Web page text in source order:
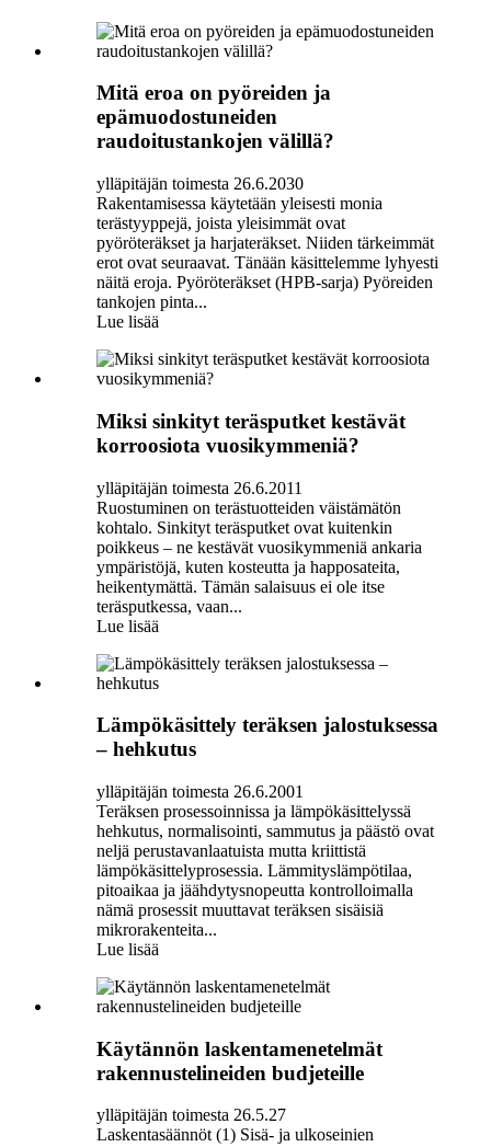
Mitä eroa on pyöreiden ja
epämuodostuneiden
raudoitustankojen välillä?
ylläpitäjän toimesta 26.6.2030
Rakentamisessa käytetään yleisesti monia
terästyyppejä, joista yleisimmät ovat
pyöröteräkset ja harjateräkset. Niiden tärkeimmät
erot ovat seuraavat. Tänään käsittelemme lyhyesti
näitä eroja. Pyöröteräkset (HPB-sarja) Pyöreiden
tankojen pinta...
Lue lisää
Miksi sinkityt teräsputket kestävät
korroosiota vuosikymmeniä?
ylläpitäjän toimesta 26.6.2011
Ruostuminen on terästuotteiden väistämätön
kohtalo. Sinkityt teräsputket ovat kuitenkin
poikkeus – ne kestävät vuosikymmeniä ankaria
ympäristöjä, kuten kosteutta ja happosateita,
heikentymättä. Tämän salaisuus ei ole itse
teräsputkessa, vaan...
Lue lisää
Lämpökäsittely teräksen jalostuksessa
– hehkutus
ylläpitäjän toimesta 26.6.2001
Teräksen prosessoinnissa ja lämpökäsittelyssä
hehkutus, normalisointi, sammutus ja päästö ovat
neljä perustavanlaatuista mutta kriittistä
lämpökäsittelyprosessia. Lämmityslämpötilaa,
pitoaikaa ja jäähdytysnopeutta kontrolloimalla
nämä prosessit muuttavat teräksen sisäisiä
mikrorakenteita...
Lue lisää
Käytännön laskentamenetelmät
rakennustelineiden budjeteille
ylläpitäjän toimesta 26.5.27
Laskentasäännöt (1) Sisä- ja ulkoseinien